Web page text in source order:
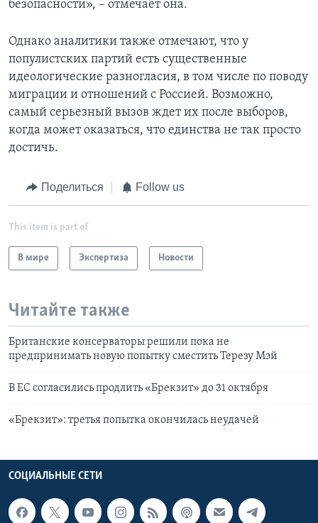
безопасности», – отмечает она.
Однако аналитики также отмечают, что у
популистских партий есть существенные
идеологические разногласия, в том числе по поводу
миграции и отношений с Россией. Возможно,
самый серьезный вызов ждет их после выборов,
когда может оказаться, что единства не так просто
достичь.
Поделиться Follow us
This item is part of
В мире Экспертиза Новости
Читайте также
Британские консерваторы решили пока не
предпринимать новую попытку сместить Терезу Мэй
В ЕС согласились продлить «Брекзит» до 31 октября
«Брекзит»: третья попытка окончилась неудачей
СОЦИАЛЬНЫЕ СЕТИ